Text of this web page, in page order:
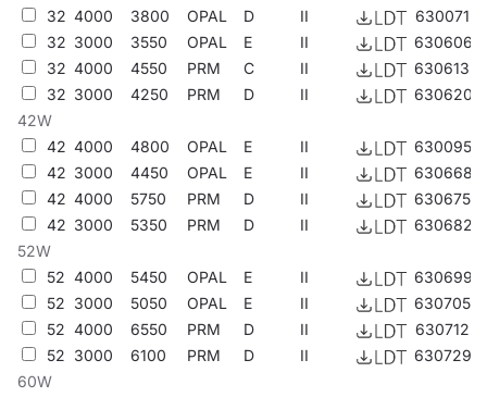
zarówno w nowych inwestycjach, jak i przy zamianach
tradycyjnych lamp energochłonnych na energooszczędne
rozwiązania LED.
Pozostałe produkty z rodziny Compact LED
Producent oświetlenia
Lena Lighting jest jednym z wiodących
producentów wysokiej jakości systemów oświetleniowych i
opraw LED
- zapraszamy do zapoznania się z naszą ofertą.
32 4000 3800 OPAL D II
630071
32 3000 3550 OPAL E II
630606
32 4000 4550 PRM C II
630613
32 3000 4250 PRM D II
630620
42W
42 4000 4800 OPAL E II
630095
42 3000 4450 OPAL E II
630668
42 4000 5750 PRM D II
630675
42 3000 5350 PRM D II
630682
52W
52 4000 5450 OPAL E II
630699
52 3000 5050 OPAL E II
630705
52 4000 6550 PRM D II
630712
52 3000 6100 PRM D II
630729
60W